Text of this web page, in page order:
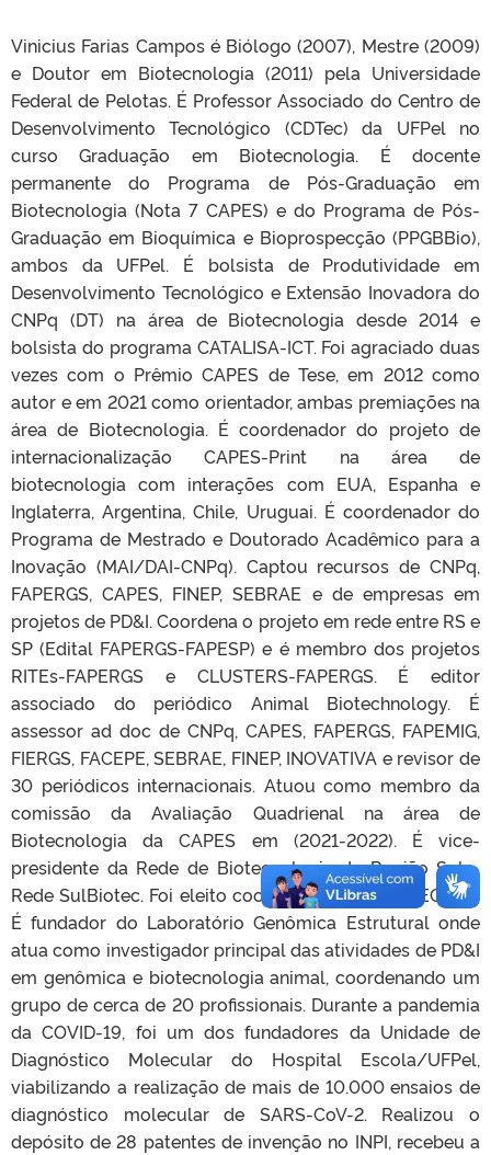
Vinicius Farias Campos é Biólogo (2007), Mestre (2009)
e Doutor em Biotecnologia (2011) pela Universidade
Federal de Pelotas. É Professor Associado do Centro de
Desenvolvimento Tecnológico (CDTec) da UFPel no
curso Graduação em Biotecnologia. É docente
permanente do Programa de Pós-Graduação em
Biotecnologia (Nota 7 CAPES) e do Programa de Pós-
Graduação em Bioquímica e Bioprospecção (PPGBBio),
ambos da UFPel. É bolsista de Produtividade em
Desenvolvimento Tecnológico e Extensão Inovadora do
CNPq (DT) na área de Biotecnologia desde 2014 e
bolsista do programa CATALISA-ICT. Foi agraciado duas
vezes com o Prêmio CAPES de Tese, em 2012 como
autor e em 2021 como orientador, ambas premiações na
área de Biotecnologia. É coordenador do projeto de
internacionalização CAPES-Print na área de
biotecnologia com interações com EUA, Espanha e
Inglaterra, Argentina, Chile, Uruguai. É coordenador do
Programa de Mestrado e Doutorado Acadêmico para a
Inovação (MAI/DAI-CNPq). Captou recursos de CNPq,
FAPERGS, CAPES, FINEP, SEBRAE e de empresas em
projetos de PD&I. Coordena o projeto em rede entre RS e
SP (Edital FAPERGS-FAPESP) e é membro dos projetos
RITEs-FAPERGS e CLUSTERS-FAPERGS. É editor
associado do periódico Animal Biotechnology. É
assessor ad doc de CNPq, CAPES, FAPERGS, FAPEMIG,
FIERGS, FACEPE, SEBRAE, FINEP, INOVATIVA e revisor de
30 periódicos internacionais. Atuou como membro da
comissão da Avaliação Quadrienal na área de
Biotecnologia da CAPES em (2021-2022). É vice-
presidente da Rede de Biotecnologia da Região Sul -
Rede SulBiotec. Foi eleito coordenador do FORTEC-Sul.
É fundador do Laboratório Genômica Estrutural onde
atua como investigador principal das atividades de PD&I
em genômica e biotecnologia animal, coordenando um
grupo de cerca de 20 profissionais. Durante a pandemia
da COVID-19, foi um dos fundadores da Unidade de
Diagnóstico Molecular do Hospital Escola/UFPel,
viabilizando a realização de mais de 10.000 ensaios de
diagnóstico molecular de SARS-CoV-2. Realizou o
depósito de 28 patentes de invenção no INPI, recebeu a